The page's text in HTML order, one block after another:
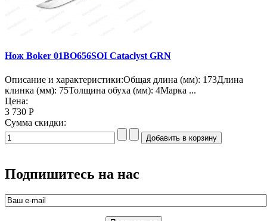
Нож Boker 01BO656SOI Cataclyst GRN
Описание и характеристики:Общая длина (мм): 173Длина
клинка (мм): 75Толщина обуха (мм): 4Марка ...
Цена:
3 730 Р
Сумма скидки:
Подпишитесь на нас